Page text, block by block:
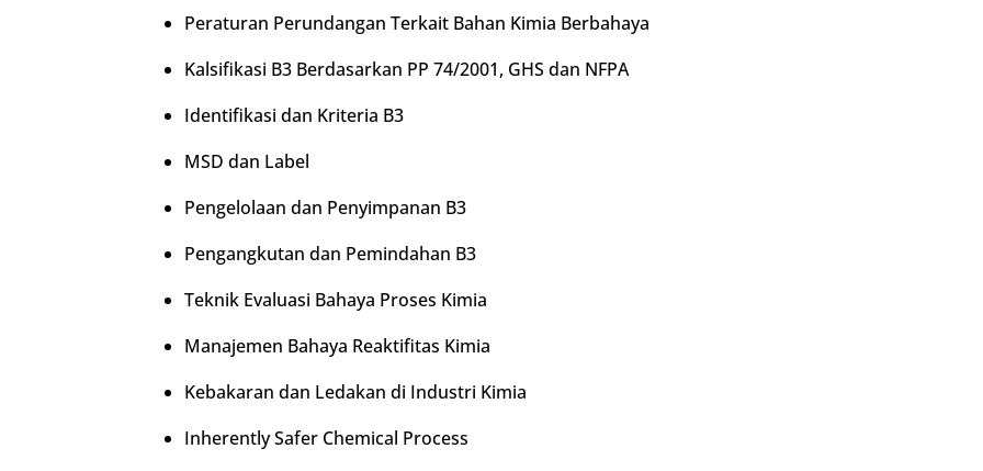
Peraturan Perundangan Terkait Bahan Kimia Berbahaya
Kalsifikasi B3 Berdasarkan PP 74/2001, GHS dan NFPA
Identifikasi dan Kriteria B3
MSD dan Label
Pengelolaan dan Penyimpanan B3
Pengangkutan dan Pemindahan B3
Teknik Evaluasi Bahaya Proses Kimia
Manajemen Bahaya Reaktifitas Kimia
Kebakaran dan Ledakan di Industri Kimia
Inherently Safer Chemical Process